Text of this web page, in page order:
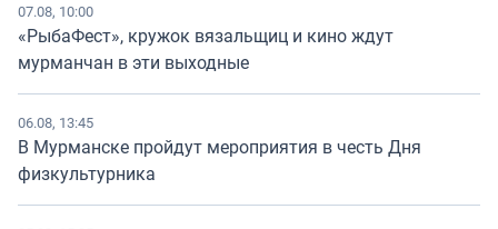
07.08, 10:00
«РыбаФест», кружок вязальщиц и кино ждут
мурманчан в эти выходные
06.08, 13:45
В Мурманске пройдут мероприятия в честь Дня
физкультурника